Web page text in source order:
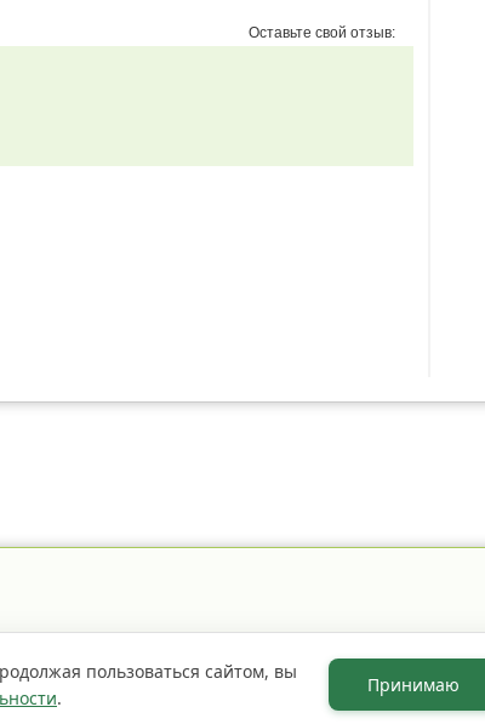
Оставьте свой отзыв:
Если не указано иное, содержимое
страницы сайта доступно по лицензииCC BY NC 3.0.
пользоваться сайтом, вы
.
Принимаю